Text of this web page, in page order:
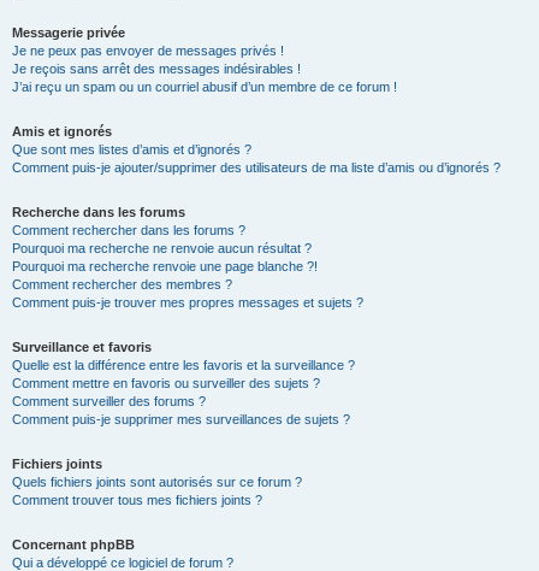
Messagerie privée
Je ne peux pas envoyer de messages privés !
Je reçois sans arrêt des messages indésirables !
J’ai reçu un spam ou un courriel abusif d’un membre de ce forum !
Amis et ignorés
Que sont mes listes d’amis et d’ignorés ?
Comment puis-je ajouter/supprimer des utilisateurs de ma liste d’amis ou d’ignorés ?
Recherche dans les forums
Comment rechercher dans les forums ?
Pourquoi ma recherche ne renvoie aucun résultat ?
Pourquoi ma recherche renvoie une page blanche ?!
Comment rechercher des membres ?
Comment puis-je trouver mes propres messages et sujets ?
Surveillance et favoris
Quelle est la différence entre les favoris et la surveillance ?
Comment mettre en favoris ou surveiller des sujets ?
Comment surveiller des forums ?
Comment puis-je supprimer mes surveillances de sujets ?
Fichiers joints
Quels fichiers joints sont autorisés sur ce forum ?
Comment trouver tous mes fichiers joints ?
Concernant phpBB
Qui a développé ce logiciel de forum ?